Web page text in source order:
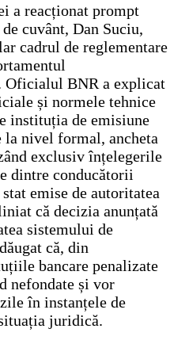
a reacționat prompt
cuvânt, Dan Suciu,
cadrul de reglementare
Oficialul BNR a explicat
și normele tehnice
instituția de emisiune
la nivel formal, ancheta
exclusiv înțelegerile
dintre conducătorii
emise de autoritatea
că decizia anunțată
sistemului de
că, din
bancare penalizate
nefondate și vor
în instanțele de
juridică.